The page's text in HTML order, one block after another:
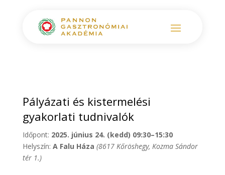
Pályázati és kistermelési
gyakorlati tudnivalók
Időpont: 2025. június 24. (kedd) 09:30–15:30
Helyszín: A Falu Háza (8617 Kőröshegy, Kozma Sándor
tér 1.)